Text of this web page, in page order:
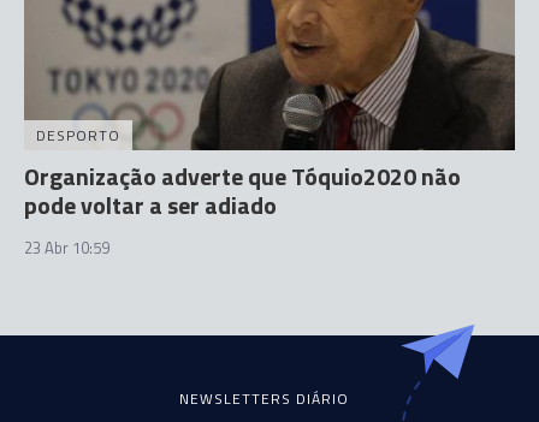
DESPORTO
Organização adverte que Tóquio2020 não
pode voltar a ser adiado
23 Abr 10:59
NEWSLETTERS DIÁRIO